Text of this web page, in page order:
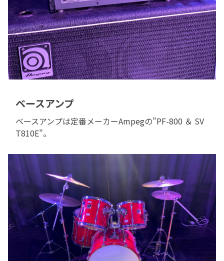
ベースアンプ
ベースアンプは定番メーカーAmpegの”PF-800 ＆ SV
T810E”。